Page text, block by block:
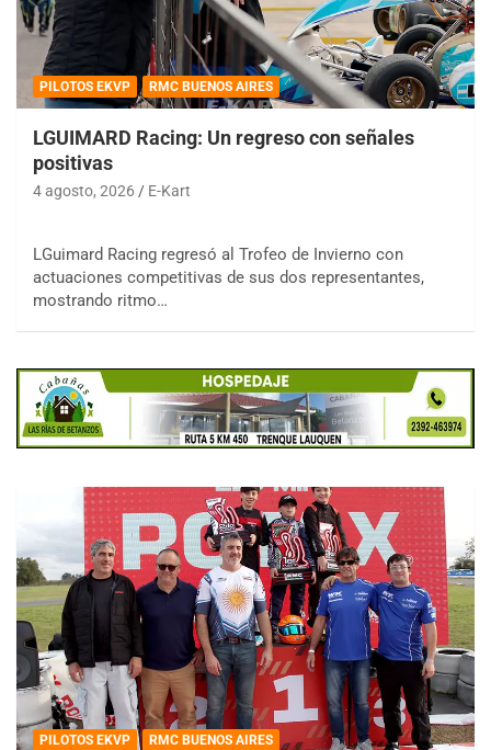
PILOTOS EKVP RMC BUENOS AIRES
LGUIMARD Racing: Un regreso con señales
positivas
4 agosto, 2026 E-Kart
LGuimard Racing regresó al Trofeo de Invierno con
actuaciones competitivas de sus dos representantes,
mostrando ritmo…
PILOTOS EKVP RMC BUENOS AIRES